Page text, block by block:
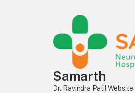
Samarth
Dr. Ravindra Patil Website